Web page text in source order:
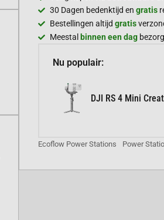
30 Dagen bedenktijd en gratis
Bestellingen altijd gratis
Meestal binnen een dag
Nu populair:
DJI RS 4 Mini
Ecoflow Power Stations Power